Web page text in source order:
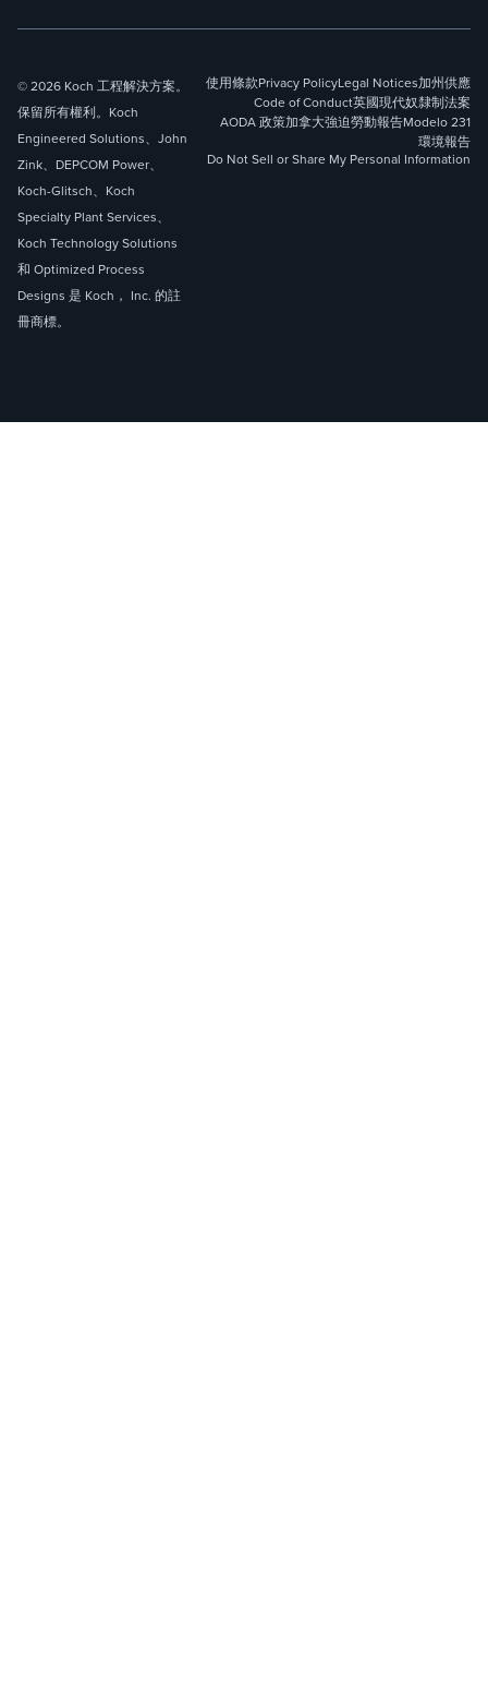
© 2026 Koch 工程解決方案。
保留所有權利。Koch
Engineered Solutions、John
Zink、DEPCOM Power、
Koch-Glitsch、Koch
Specialty Plant Services、
Koch Technology Solutions
和 Optimized Process
Designs 是 Koch， Inc. 的註
冊商標。
使用條款Privacy PolicyLegal Notices加州供應
Code of Conduct英國現代奴隸制法案
AODA 政策加拿大強迫勞動報告Modelo 231
環境報告
Do Not Sell or Share My Personal Information